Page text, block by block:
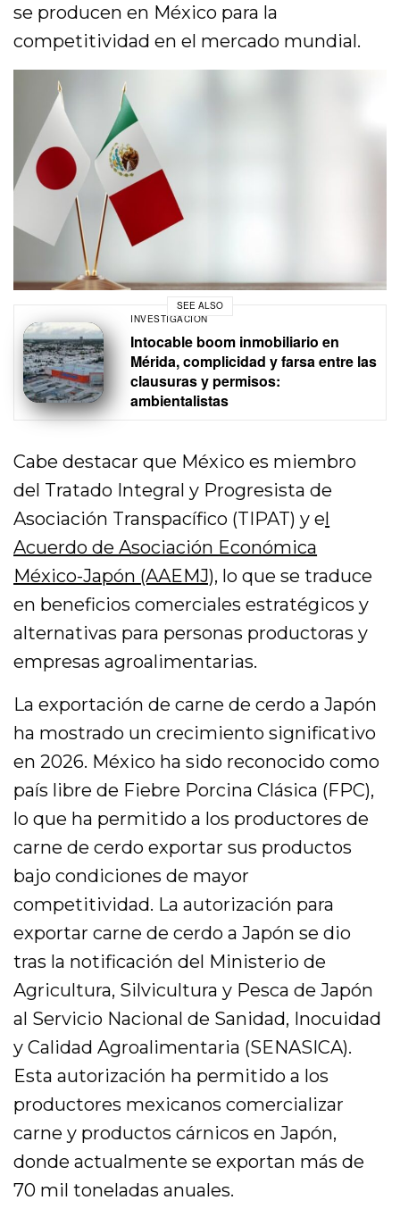
se producen en México para la
competitividad en el mercado mundial.
SEE ALSO
INVESTIGACIÓN
Intocable boom inmobiliario en
Mérida, complicidad y farsa entre las
clausuras y permisos:
ambientalistas
Cabe destacar que México es miembro
del Tratado Integral y Progresista de
Asociación Transpacífico (TIPAT) y el
Acuerdo de Asociación Económica
México-Japón (AAEMJ), lo que se traduce
en beneficios comerciales estratégicos y
alternativas para personas productoras y
empresas agroalimentarias.
La exportación de carne de cerdo a Japón
ha mostrado un crecimiento significativo
en 2026. México ha sido reconocido como
país libre de Fiebre Porcina Clásica (FPC),
lo que ha permitido a los productores de
carne de cerdo exportar sus productos
bajo condiciones de mayor
competitividad. La autorización para
exportar carne de cerdo a Japón se dio
tras la notificación del Ministerio de
Agricultura, Silvicultura y Pesca de Japón
al Servicio Nacional de Sanidad, Inocuidad
y Calidad Agroalimentaria (SENASICA).
Esta autorización ha permitido a los
productores mexicanos comercializar
carne y productos cárnicos en Japón,
donde actualmente se exportan más de
70 mil toneladas anuales.